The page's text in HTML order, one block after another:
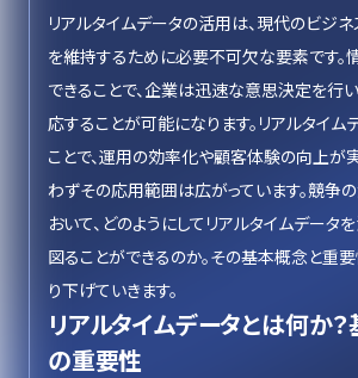
リアルタイムデータの活用は、現代のビジ
を維持するために必要不可欠な要素です
できることで、企業は迅速な意思決定を行
応することが可能になります。リアルタイム
ことで、運用の効率化や顧客体験の向上が
わずその応用範囲は広がっています。競争
おいて、どのようにしてリアルタイムデータ
図ることができるのか。その基本概念と重要
り下げていきます。
リアルタイムデータとは何か
の重要性